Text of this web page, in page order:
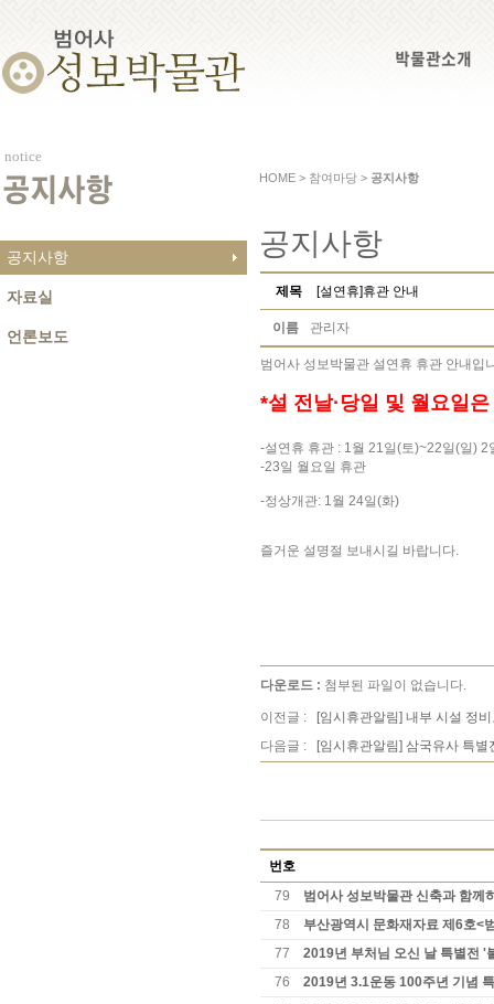
박물관소개
notice
공지사항
공지사항
자료실
언론보도
HOME > 참여마당 > 공지사항
공지사항
제목 [설연휴]휴관 안내
이름 관리자
범어사 성보박물관 설연휴 휴관 안내입
*설 전날·당일 및 월요일
-설연휴 휴관 : 1월 21일(토)~22일(일) 2
-23일 월요일 휴관
-정상개관: 1월 24일(화)
즐거운 설명절 보내시길 바랍니다.
다운로드 : 첨부된 파일이 없습니다.
이전글 :
[임시휴관알림] 내부 시설 정
다음글 :
[임시휴관알림] 삼국유사 특
번호
79
범어사 성보박물관 신축과 함께
78
부산광역시 문화재자료 제6호<
77
2019년 부처님 오신 날 특별전 '
76
2019년 3.1운동 100주년 기념